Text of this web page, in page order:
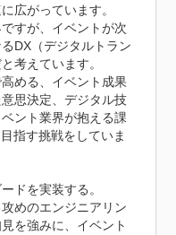
広がっています。
すが、イベントが次
DX（デジタルトラン
考えています。
める、イベント成果
思決定、デジタル技
ント業界が抱える課
指す挑戦をしていま
ドを実装する。
めのエンジニアリン
を強みに、イベント